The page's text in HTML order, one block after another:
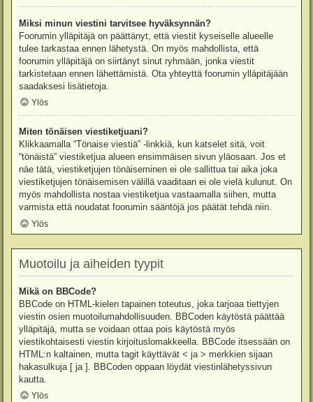
Miksi minun viestini tarvitsee hyväksynnän?
Foorumin ylläpitäjä on päättänyt, että viestit kyseiselle alueelle
tulee tarkastaa ennen lähetystä. On myös mahdollista, että
foorumin ylläpitäjä on siirtänyt sinut ryhmään, jonka viestit
tarkistetaan ennen lähettämistä. Ota yhteyttä foorumin ylläpitäjään
saadaksesi lisätietoja.
Ylös
Miten tönäisen viestiketjuani?
Klikkaamalla “Tönaise viestiä” -linkkiä, kun katselet sitä, voit
“tönäistä” viestiketjua alueen ensimmäisen sivun yläosaan. Jos et
näe tätä, viestiketjujen tönäiseminen ei ole sallittua tai aika joka
viestiketjujen tönäisemisen välillä vaaditaan ei ole vielä kulunut. On
myös mahdollista nostaa viestiketjua vastaamalla siihen, mutta
varmista että noudatat foorumin sääntöjä jos päätät tehdä niin.
Ylös
Muotoilu ja aiheiden tyypit
Mikä on BBCode?
BBCode on HTML-kielen tapainen toteutus, joka tarjoaa tiettyjen
viestin osien muotoilumahdollisuuden. BBCoden käytöstä päättää
ylläpitäjä, mutta se voidaan ottaa pois käytöstä myös
viestikohtaisesti viestin kirjoituslomakkeella. BBCode itsessään on
HTML:n kaltainen, mutta tagit käyttävät < ja > merkkien sijaan
hakasulkuja [ ja ]. BBCoden oppaan löydät viestinlähetyssivun
kautta.
Ylös